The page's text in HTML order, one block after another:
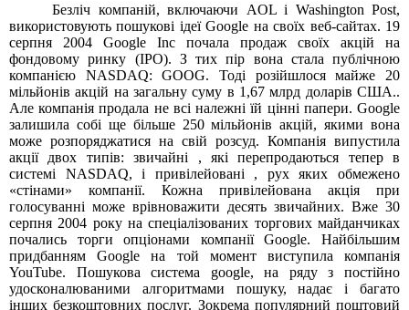
Безліч компаній, включаючи AOL і Washington Post,
використовують пошукові ідеї Google на своїх веб-сайтах. 19
серпня 2004 Google Inc почала продаж своїх акцій на
фондовому ринку (IPO). З тих пір вона стала публічною
компанією NASDAQ: GOOG. Тоді розійшлося майже 20
мільйонів акцій на загальну суму в 1,67 млрд доларів США..
Але компанія продала не всі належні їй цінні папери. Google
залишила собі ще більше 250 мільйонів акцій, якими вона
може розпоряджатися на свій розсуд. Компанія випустила
акції двох типів: звичайні , які перепродаються тепер в
системі NASDAQ, і привілейовані , рух яких обмежено
«стінами» компанії. Кожна привілейована акція при
голосуванні може врівноважити десять звичайних. Вже 30
серпня 2004 року на спеціалізованих торгових майданчиках
почались торги опціонами компанії Google. Найбільшим
придбанням Google на той момент виступила компанія
YouTube. Пошукова система google, на ряду з постійно
удосконалюваними алгоритмами пошуку, надає і багато
інших безкоштовних послуг. Зокрема популярний поштовий